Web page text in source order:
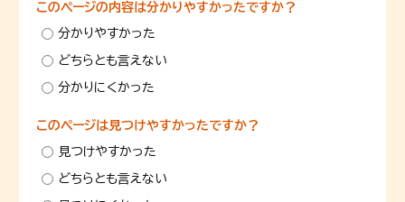
このページの内容は分かりやすかったですか？
分かりやすかった
どちらとも言えない
分かりにくかった
このページは見つけやすかったですか？
見つけやすかった
どちらとも言えない